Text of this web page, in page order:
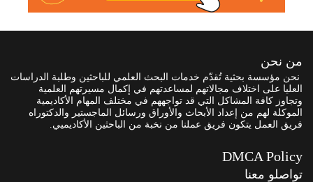
من نحن
نحن مؤسسة بحثية تُقدّم خدمات البحث العلمي للباحثين وطلبة الدراسات
العليا على اختلاف مجالاتهم لمساعدتهم في إكمال مسيرتهم العلمية
وتجاوز كافة المشاكل التي قد تواجههم في مختلف المهام الأكاديمية
الموكلة لهم من إعداد الأبحاث والأوراق ورسائل الماجستير والدكتوراه
فريق العمل يتكون فريق عملنا من نخبة من الباحثين الأكاديميي.
DMCA Policy
تواصلو معنا